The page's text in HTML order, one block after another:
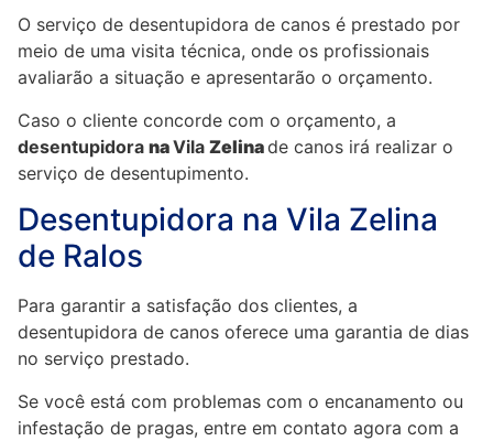
O serviço de desentupidora de canos é prestado por
meio de uma visita técnica, onde os profissionais
avaliarão a situação e apresentarão o orçamento.
Caso o cliente concorde com o orçamento, a
desentupidora naVila Zelinade canos irá realizar o
serviço de desentupimento.
Desentupidora na Vila Zelina
de Ralos
Para garantir a satisfação dos clientes, a
desentupidora de canos oferece uma garantia de dias
no serviço prestado.
Se você está com problemas com o encanamento ou
infestação de pragas, entre em contato agora com a